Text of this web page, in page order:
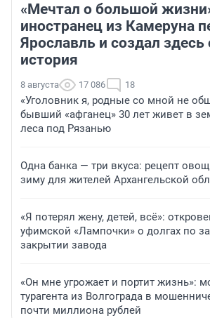
«Мечтал о большой
иностранец из Камеруна
Ярославль и создал
история
8 августа 17 086 18
«Уголовник я, родные со мной не
бывший «афганец» 30 лет живет в
леса под Рязанью
Одна банка — три вкуса: рецепт
зиму для жителей Архангельской
«Я потерял жену, детей, всё»:
уфимской «Лампочки» о долгах по
закрытии завода
«Он мне угрожает и портит жизнь»:
турагента из Волгограда в
почти миллиона рублей